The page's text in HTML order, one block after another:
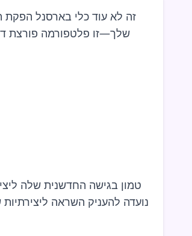
שלך—זו פלטפורמה פורצת